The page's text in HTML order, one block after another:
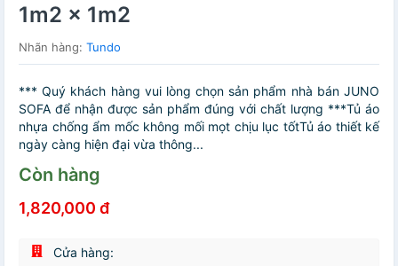
1m2 x 1m2
Nhãn hàng: Tundo
*** Quý khách hàng vui lòng chọn sản phẩm nhà bán JUNO
SOFA để nhận được sản phẩm đúng với chất lượng ***Tủ áo
nhựa chống ẩm mốc không mối mọt chịu lục tốtTủ áo thiết kế
ngày càng hiện đại vừa thông...
Còn hàng
1,820,000 đ
Cửa hàng: